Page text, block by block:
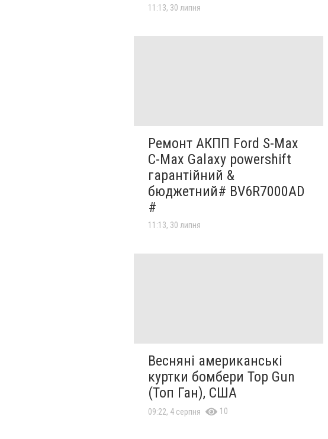
11:13, 30 липня
Ремонт АКПП Ford S-Max
C-Max Galaxy powershift
гарантійний &
бюджетний# BV6R7000AD
#
11:13, 30 липня
Весняні американські
куртки бомбери Top Gun
(Топ Ган), США
09:22, 4 серпня 10